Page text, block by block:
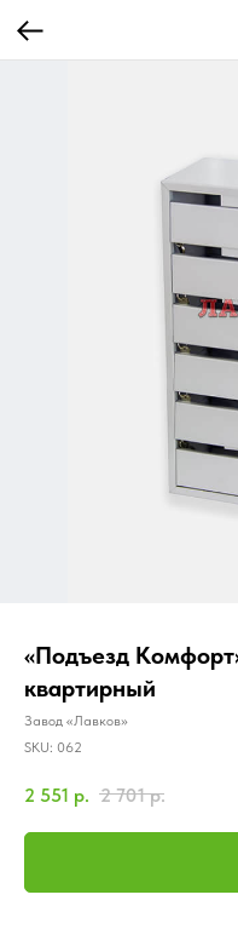
«Подъезд
квартирный
Завод «Лавков»
SKU: 062
2 551 р. 2 701 р.